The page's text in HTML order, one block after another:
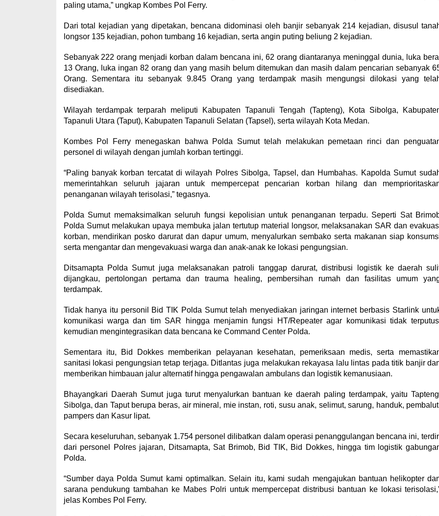
paling utama,” ungkap Kombes Pol Ferry.
Dari total kejadian yang dipetakan, bencana didominasi oleh banjir sebanyak 214 kejadian, disusul
longsor 135 kejadian, pohon tumbang 16 kejadian, serta angin puting beliung 2 kejadian.
Sebanyak 222 orang menjadi korban dalam bencana ini, 62 orang diantaranya meninggal dunia, luka
13 Orang, luka ingan 82 orang dan yang masih belum ditemukan dan masih dalam pencarian sebanyak
Orang. Sementara itu sebanyak 9.845 Orang yang terdampak masih mengungsi dilokasi yang
disediakan.
Wilayah terdampak terparah meliputi Kabupaten Tapanuli Tengah (Tapteng), Kota Sibolga,
Tapanuli Utara (Taput), Kabupaten Tapanuli Selatan (Tapsel), serta wilayah Kota Medan.
Kombes Pol Ferry menegaskan bahwa Polda Sumut telah melakukan pemetaan rinci dan
personel di wilayah dengan jumlah korban tertinggi.
“Paling banyak korban tercatat di wilayah Polres Sibolga, Tapsel, dan Humbahas. Kapolda Sumut
memerintahkan seluruh jajaran untuk mempercepat pencarian korban hilang dan
penanganan wilayah terisolasi,” tegasnya.
Polda Sumut memaksimalkan seluruh fungsi kepolisian untuk penanganan terpadu. Seperti Sat
Polda Sumut melakukan upaya membuka jalan tertutup material longsor, melaksanakan SAR dan
korban, mendirikan posko darurat dan dapur umum, menyalurkan sembako serta makanan siap
serta mengantar dan mengevakuasi warga dan anak-anak ke lokasi pengungsian.
Ditsamapta Polda Sumut juga melaksanakan patroli tanggap darurat, distribusi logistik ke daerah
dijangkau, pertolongan pertama dan trauma healing, pembersihan rumah dan fasilitas umum
terdampak.
Tidak hanya itu personil Bid TIK Polda Sumut telah menyediakan jaringan internet berbasis Starlink
komunikasi warga dan tim SAR hingga menjamin fungsi HT/Repeater agar komunikasi tidak
kemudian mengintegrasikan data bencana ke Command Center Polda.
Sementara itu, Bid Dokkes memberikan pelayanan kesehatan, pemeriksaan medis, serta
sanitasi lokasi pengungsian tetap terjaga. Ditlantas juga melakukan rekayasa lalu lintas pada titik banjir
memberikan himbauan jalur alternatif hingga pengawalan ambulans dan logistik kemanusiaan.
Bhayangkari Daerah Sumut juga turut menyalurkan bantuan ke daerah paling terdampak, yaitu
Sibolga, dan Taput berupa beras, air mineral, mie instan, roti, susu anak, selimut, sarung, handuk,
pampers dan Kasur lipat.
Secara keseluruhan, sebanyak 1.754 personel dilibatkan dalam operasi penanggulangan bencana ini,
dari personel Polres jajaran, Ditsamapta, Sat Brimob, Bid TIK, Bid Dokkes, hingga tim logistik
Polda.
“Sumber daya Polda Sumut kami optimalkan. Selain itu, kami sudah mengajukan bantuan helikopter
sarana pendukung tambahan ke Mabes Polri untuk mempercepat distribusi bantuan ke lokasi
jelas Kombes Pol Ferry.